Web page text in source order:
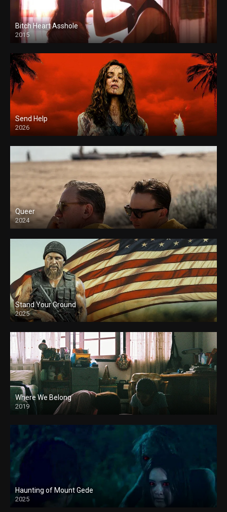
Bitch Heart Asshole
2015
Send Help
2026
Queer
2024
Stand Your Ground
2025
Where We Belong
2019
Haunting of Mount Gede
2025